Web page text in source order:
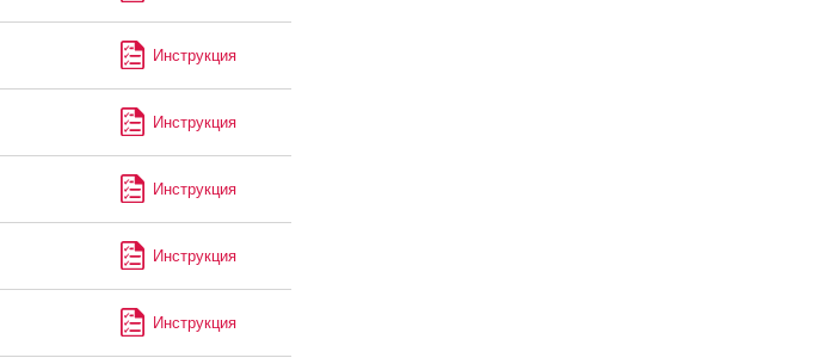
Инструкция
Инструкция
Инструкция
Инструкция
Инструкция